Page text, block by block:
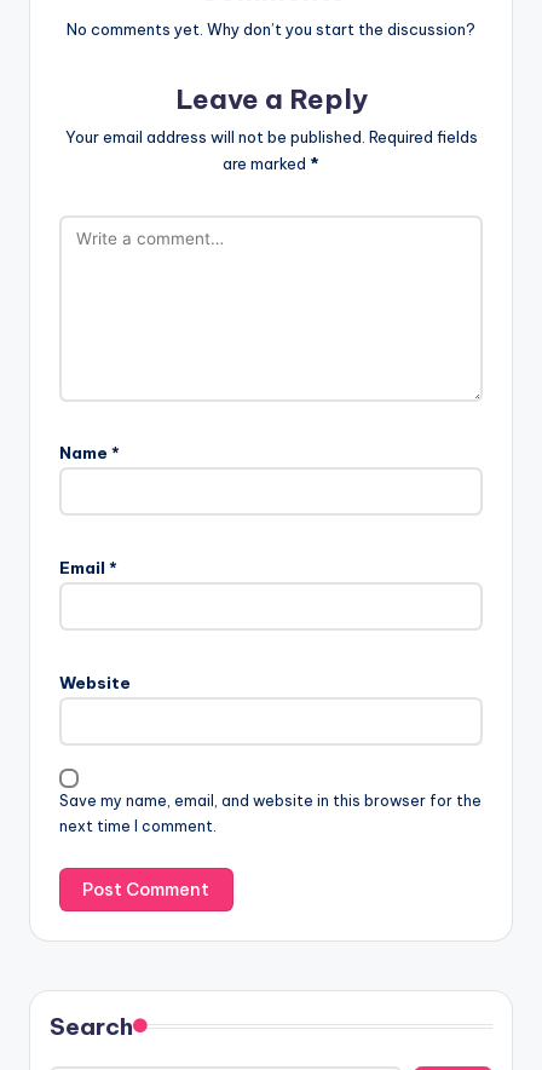
No comments yet. Why don’t you start the discussion?
Leave a Reply
Your email address will not be published. Required fields
are marked *
Name *
Email *
Website
Save my name, email, and website in this browser for the
next time I comment.
Search